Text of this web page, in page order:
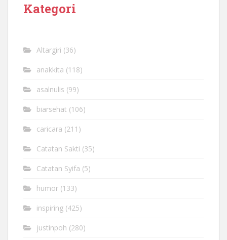
Kategori
Altargiri (36)
anakkita (118)
asalnulis (99)
biarsehat (106)
caricara (211)
Catatan Sakti (35)
Catatan Syifa (5)
humor (133)
inspiring (425)
justinpoh (280)